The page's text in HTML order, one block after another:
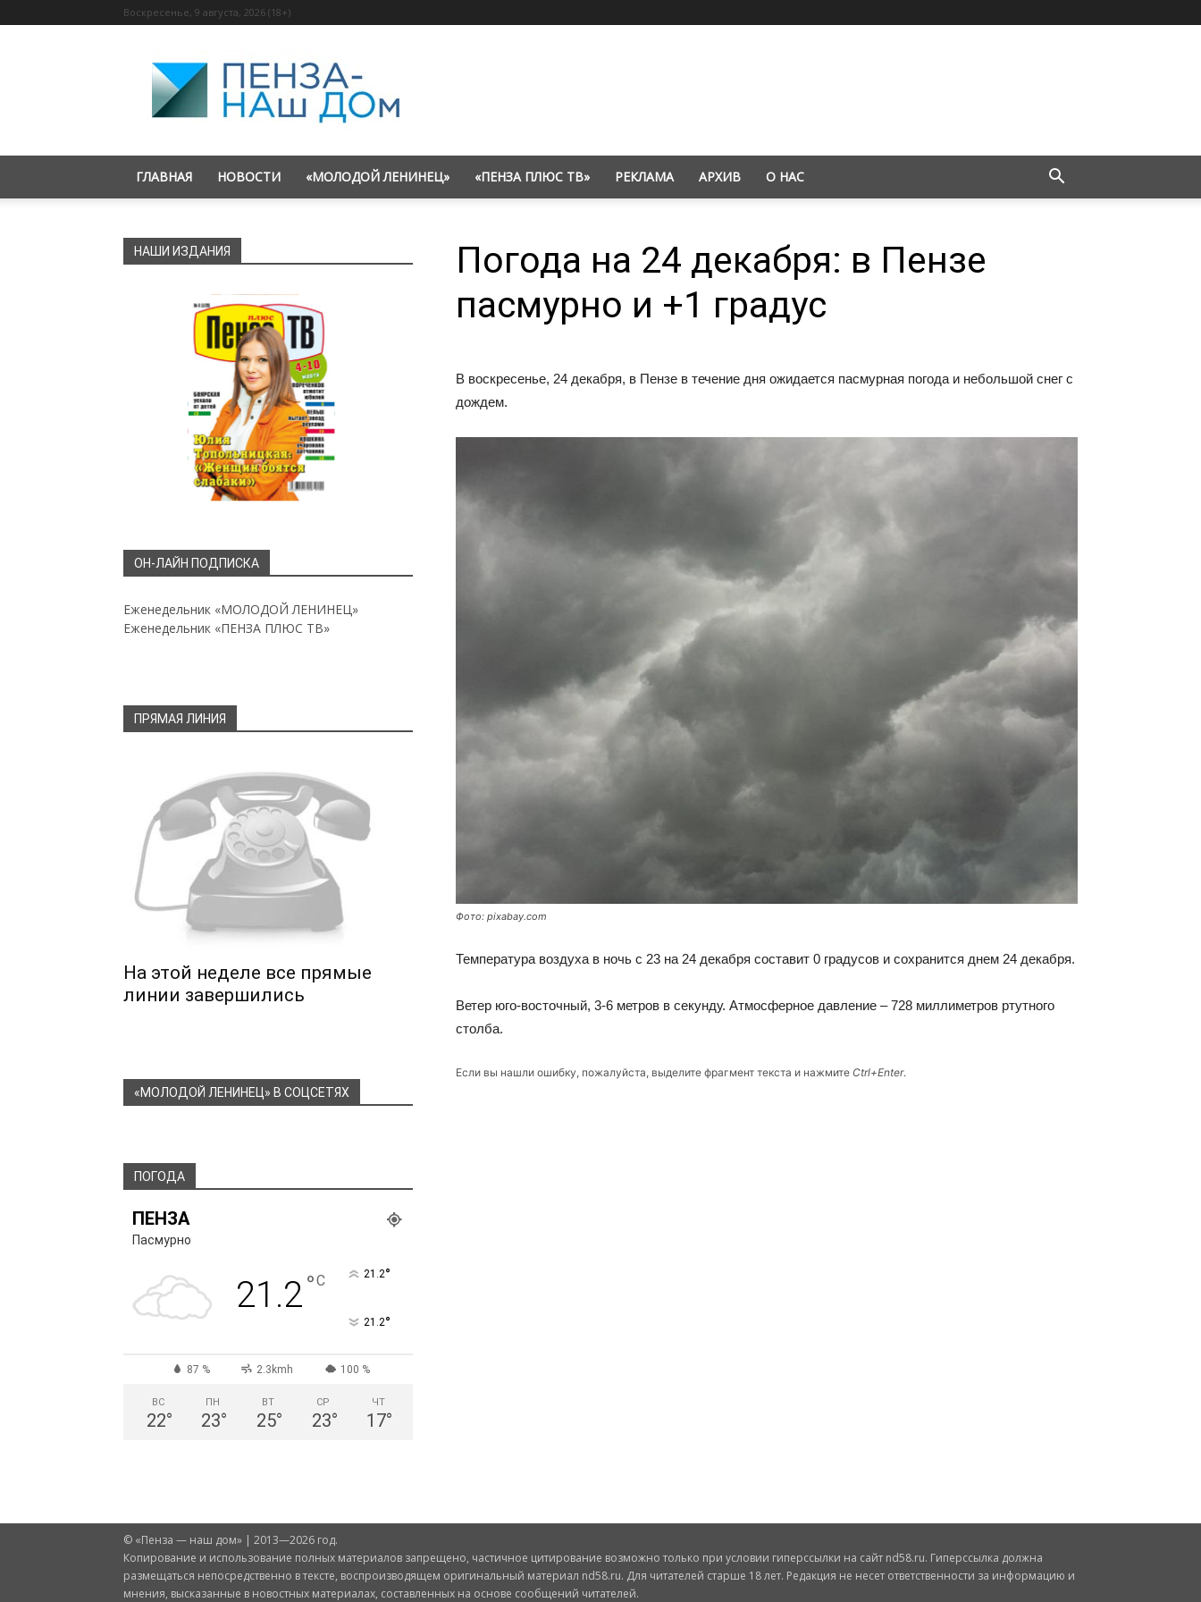
Воскресенье, 9 августа, 2026 (18+)
«Пенза
—
наш
дом»
ГЛАВНАЯ НОВОСТИ «МОЛОДОЙ ЛЕНИНЕЦ» «ПЕНЗА ПЛЮС ТВ» РЕКЛАМА АРХИВ О НАС
Погода на 24 декабря: в Пензе
пасмурно и +1 градус
В воскресенье, 24 декабря, в Пензе в течение дня ожидается пасмурная погода и небольшой снег с
дождем.
Фото: pixabay.com
Температура воздуха в ночь с 23 на 24 декабря составит 0 градусов и сохранится днем 24 декабря.
Ветер юго-восточный, 3-6 метров в секунду. Атмосферное давление – 728 миллиметров ртутного
столба.
Если вы нашли ошибку, пожалуйста, выделите фрагмент текста и нажмите Ctrl+Enter.
НАШИ ИЗДАНИЯ
ОН-ЛАЙН ПОДПИСКА
Еженедельник «МОЛОДОЙ ЛЕНИНЕЦ»
Еженедельник «ПЕНЗА ПЛЮС ТВ»
ПРЯМАЯ ЛИНИЯ
На этой неделе все прямые
линии завершились
«МОЛОДОЙ ЛЕНИНЕЦ» В СОЦСЕТЯХ
ПОГОДА
ПЕНЗА
Пасмурно
21.2°C 21.2°
21.2°
87 % 2.3kmh 100 %
ВС
22°
ПН
23°
ВТ
25°
СР
23°
ЧТ
17°
© «Пенза — наш дом» | 2013—2026 год.
Копирование и использование полных материалов запрещено, частичное цитирование возможно только при условии гиперссылки на сайт nd58.ru. Гиперссылка должна
размещаться непосредственно в тексте, воспроизводящем оригинальный материал nd58.ru. Для читателей старше 18 лет. Редакция не несет ответственности за информацию и
мнения, высказанные в новостных материалах, составленных на основе сообщений читателей.